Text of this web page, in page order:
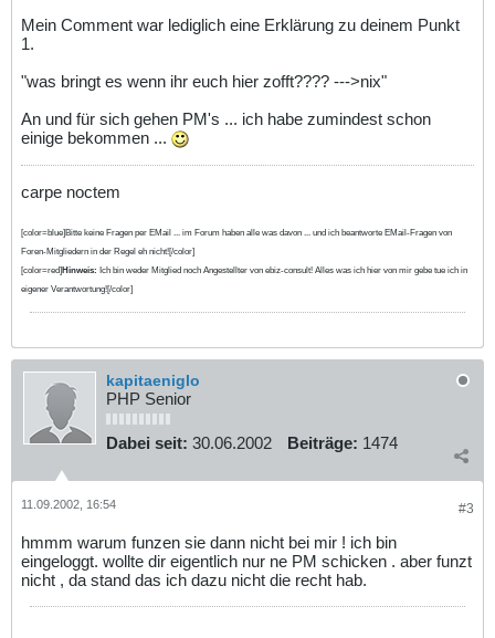
Mein Comment war lediglich eine Erklärung zu deinem Punkt
1.
"was bringt es wenn ihr euch hier zofft???? --->nix"
An und für sich gehen PM's ... ich habe zumindest schon
einige bekommen ...
carpe noctem
[color=blue]Bitte keine Fragen per EMail ... im Forum haben alle was davon ... und ich beantworte EMail-Fragen von
Foren-Mitgliedern in der Regel eh nicht![/color]
[color=red]Hinweis: Ich bin weder Mitglied noch Angestellter von ebiz-consult! Alles was ich hier von mir gebe tue ich in
eigener Verantwortung![/color]
kapitaeniglo
PHP Senior
Dabei seit: 30.06.2002 Beiträge: 1474
#3
11.09.2002, 16:54
hmmm warum funzen sie dann nicht bei mir ! ich bin
eingeloggt. wollte dir eigentlich nur ne PM schicken . aber funzt
nicht , da stand das ich dazu nicht die recht hab.